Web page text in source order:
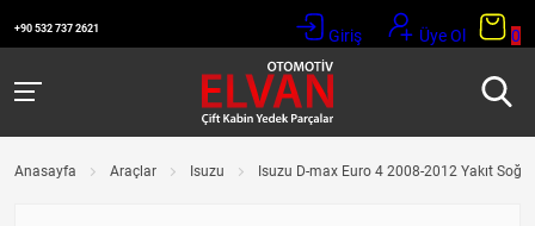
+90 532 737 2621 Giriş Üye Ol 0
Anasayfa Araçlar Isuzu Isuzu D-max Euro 4 2008-2012 Yakıt